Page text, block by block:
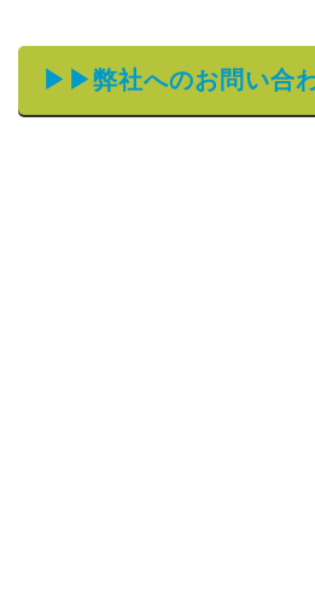
▶▶弊社へのお問い合